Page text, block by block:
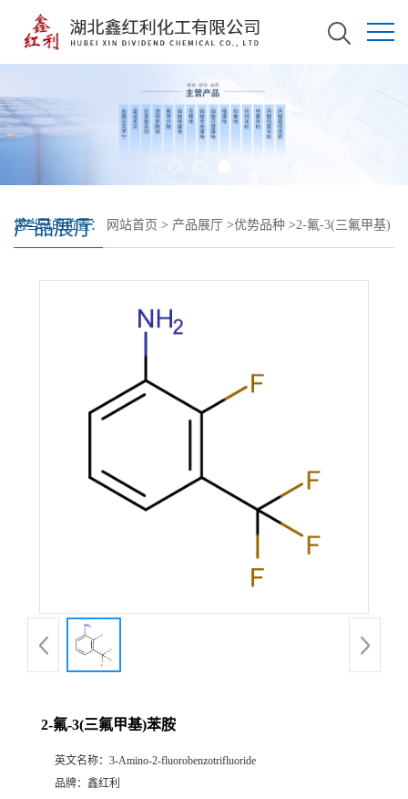
产品展厅
您当前的位置： 网站首页 > 产品展厅 >优势品种 >2-氟-3(三氟甲基)
2-氟-3(三氟甲基)苯胺
英文名称： 3-Amino-2-fluorobenzotrifluoride
品牌： 鑫红利